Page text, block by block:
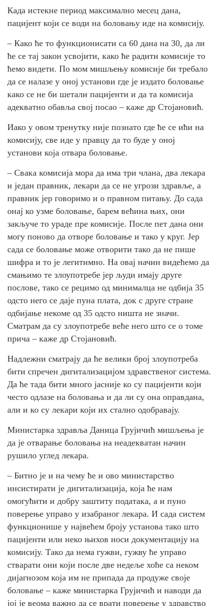
Када истекне период максимално месец дана,
пацијент који се води на боловању иде на комисију.
– Како ће то функционисати са 60 дана на 30, да ли
ће се тај закон усвојити, како ће радити комисије то
ћемо видети. По мом мишљењу комисије би требало
да се налазе у оној установи где је издато боловање
како се не би шетали пацијенти и да та комисија
адекватно обавља свој посао – каже др Стојановић.
Иако у овом тренутку није познато где ће се ићи на
комисију, све иде у правцу да то буде у оној
установи која отвара боловање.
– Свака комисија мора да има три члана, два лекара
и један правник, лекари да се не угрози здравље, а
правник јер говоримо и о правном питању. До сада
онај ко узме боловање, барем већина њих, они
закључе то ураде пре комисије. После пет дана они
могу поново да отворе боловање и тако у круг. Јер
сада се боловање може отворити тако да не пише
шифра и то је легитимно. На овај начин видећемо да
смањимо те злоупотребе јер људи имају друге
послове, тако се рецимо од минималца не одбија 35
одсто него се даје пуна плата, док с друге стране
одбијање некоме од 35 одсто ништа не значи.
Сматрам да су злоупотребе веће него што се о томе
прича – каже др Стојановић.
Надлежни сматрају да ће велики број злоупотреба
бити спречен дигитализацијом здравственог система.
Да ће тада бити много јасније ко су пацијенти који
често одлазе на боловања и да ли су она оправдана,
али и ко су лекари који их стално одобравају.
Министарка здравља Даница Грујичић мишљења је
да је отварање боловања на неадекватан начин
рушило углед лекара.
– Битно је и на чему ће и ово министарство
инсистирати је дигитализација, која ће нам
омогућити и добру заштиту података, а и пуно
поверење управо у изабраног лекара. И сада систем
функционише у највећем броју установа тако што
пацијенти или неко њихов носи документацију на
комисију. Тако да нема гужви, гужву ће управо
стварати они који после две недеље хоће са неком
дијагнозом која им не припада да продуже своје
боловање – каже министарка Грујичић и наводи да
јој је веома важно да се врати поверење у здравство